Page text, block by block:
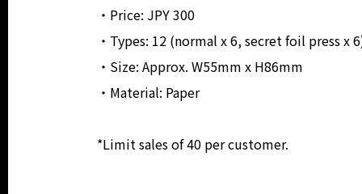
・Price: JPY 300
・Types: 12 (normal x 6, secret foil press x
・Size: Approx. W55mm x H86mm
・Material: Paper
*Limit sales of 40 per customer.